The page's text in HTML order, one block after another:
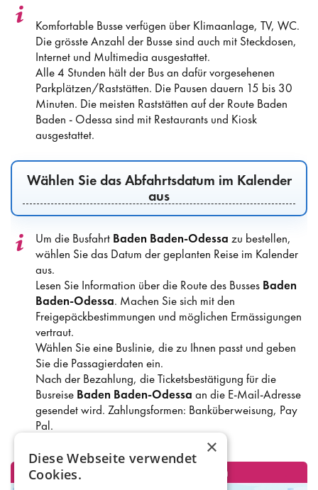
Komfortable Busse verfügen über Klimaanlage, TV, WC.
Die grösste Anzahl der Busse sind auch mit Steckdosen,
Internet und Multimedia ausgestattet.
Alle 4 Stunden hält der Bus an dafür vorgesehenen
Parkplätzen/Raststätten. Die Pausen dauern 15 bis 30
Minuten. Die meisten Raststätten auf der Route Baden
Baden - Odessa sind mit Restaurants und Kiosk
ausgestattet.
Wählen Sie das Abfahrtsdatum im Kalender
aus
Um die Busfahrt Baden Baden-Odessa zu bestellen,
wählen Sie das Datum der geplanten Reise im Kalender
aus.
Lesen Sie Information über die Route des Busses Baden
Baden-Odessa. Machen Sie sich mit den
Freigepäckbestimmungen und möglichen Ermässigungen
vertraut.
Wählen Sie eine Buslinie, die zu Ihnen passt und geben
Sie die Passagierdaten ein.
Nach der Bezahlung, die Ticketsbestätigung für die
Busreise Baden Baden-Odessa an die E-Mail-Adresse
gesendet wird. Zahlungsformen: Banküberweisung, Pay
Pal.
×
Diese Webseite verwendet
Cookies.